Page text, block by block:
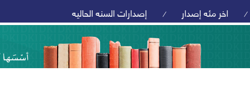
/ اخر مئه إصدار / إصدارات السنه الحاليه